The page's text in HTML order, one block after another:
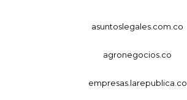
asuntoslegales.com.co
agronegocios.co
empresas.larepublica.co